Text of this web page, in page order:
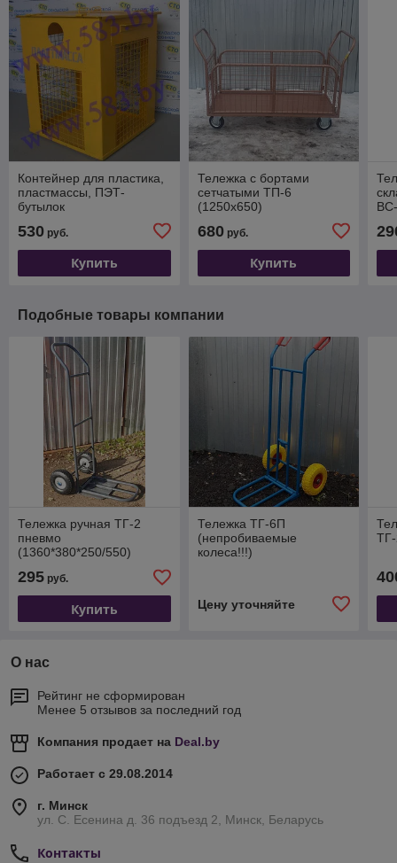
Контейнер для пластика,
пластмассы, ПЭТ-
бутылок
530 руб.
Купить
Тележка с бортами
сетчатыми ТП-6
(1250х650)
680руб.
Купить
Подобные товары компании
Тележка ручная ТГ-2
пневмо
(1360*380*250/550)
295 руб.
Купить
Тележка ТГ-6П
(непробиваемые
колеса!!!)
Цену уточняйте
О нас
Рейтинг не сформирован
Менее 5 отзывов за последний год
Компания продает на Deal.by
Работает с 29.08.2014
г. Минск
ул. С. Есенина д. 36 подъезд 2, Минск, Беларусь
Контакты